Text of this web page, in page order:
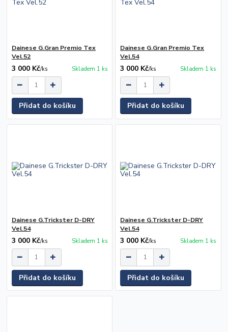
Dainese G.Gran Premio Tex
Vel.52
3 000 Kč/ks Skladem 1 ks
Přidat do košíku
Dainese G.Gran Premio Tex
Vel.54
3 000 Kč/ks Skladem 1 ks
Přidat do košíku
Dainese G.Trickster D-DRY
Vel.54
3 000 Kč/ks Skladem 1 ks
Přidat do košíku
Dainese G.Trickster D-DRY
Vel.54
3 000 Kč/ks Skladem 1 ks
Přidat do košíku